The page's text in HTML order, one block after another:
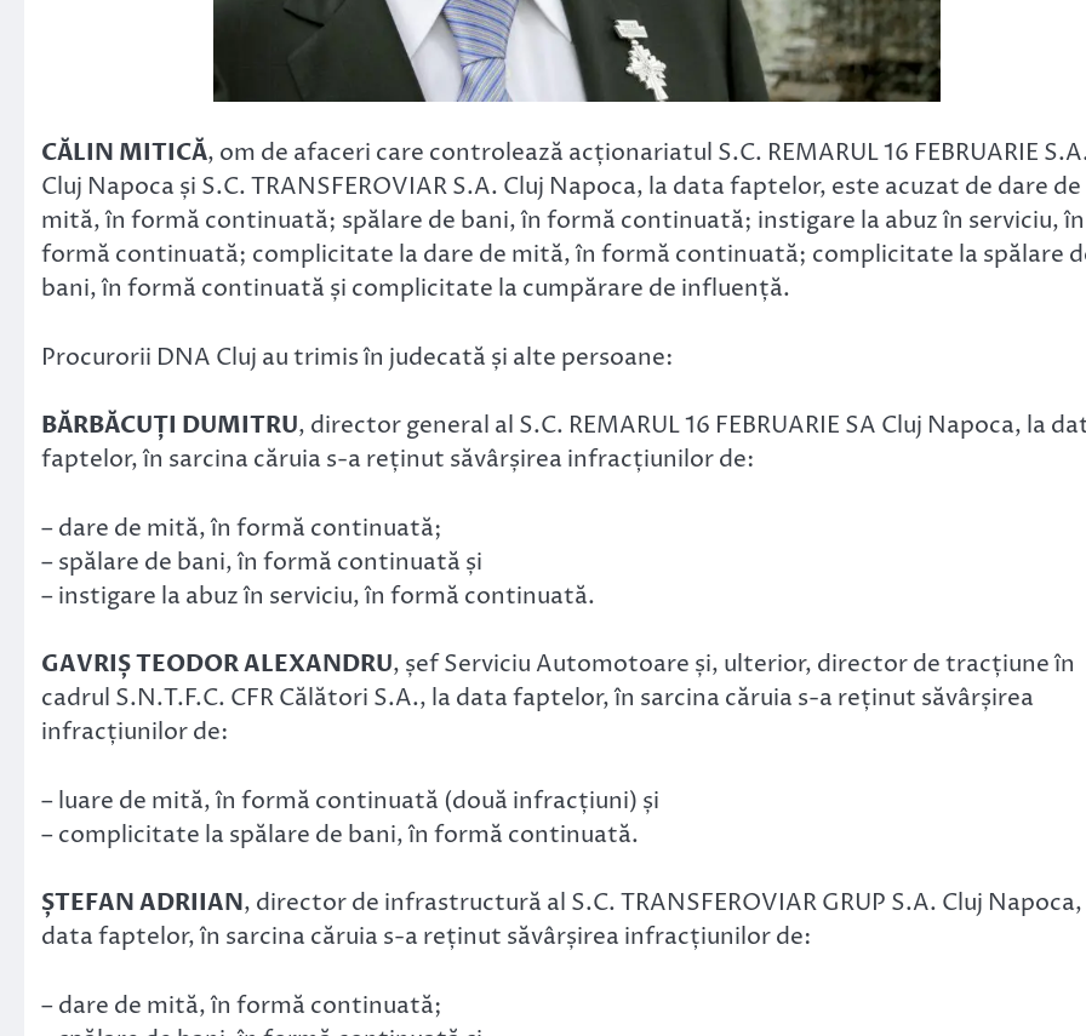
CĂLIN MITICĂ, om de afaceri care controlează acționariatul S.C. REMARUL 16 FEBRUARIE
Cluj Napoca și S.C. TRANSFEROVIAR S.A. Cluj Napoca, la data faptelor, este acuzat de dare de
mită, în formă continuată; spălare de bani, în formă continuată; instigare la abuz în serviciu, în
formă continuată; complicitate la dare de mită, în formă continuată; complicitate la spălare
bani, în formă continuată și complicitate la cumpărare de influență.
Procurorii DNA Cluj au trimis în judecată și alte persoane:
BĂRBĂCUȚI DUMITRU, director general al S.C. REMARUL 16 FEBRUARIE SA Cluj Napoca, la
faptelor, în sarcina căruia s-a reținut săvârșirea infracțiunilor de:
– dare de mită, în formă continuată;
– spălare de bani, în formă continuată și
– instigare la abuz în serviciu, în formă continuată.
GAVRIȘ TEODOR ALEXANDRU, șef Serviciu Automotoare și, ulterior, director de tracțiune în
cadrul S.N.T.F.C. CFR Călători S.A., la data faptelor, în sarcina căruia s-a reținut săvârșirea
infracțiunilor de:
– luare de mită, în formă continuată (două infracțiuni) și
– complicitate la spălare de bani, în formă continuată.
ȘTEFAN ADRIIAN, director de infrastructură al S.C. TRANSFEROVIAR GRUP S.A. Cluj
data faptelor, în sarcina căruia s-a reținut săvârșirea infracțiunilor de:
– dare de mită, în formă continuată;